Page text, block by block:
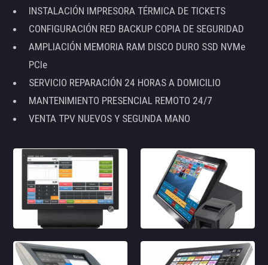
INSTALACIÓN IMPRESORA TÉRMICA DE TICKETS
CONFIGURACIÓN RED BACKUP COPIA DE SEGURIDAD
AMPLIACIÓN MEMORIA RAM DISCO DURO SSD NVMe
PCIe
SERVICIO REPARACIÓN 24 HORAS A DOMICILIO
MANTENIMIENTO PRESENCIAL REMOTO 24/7
VENTA TPV NUEVOS Y SEGUNDA MANO